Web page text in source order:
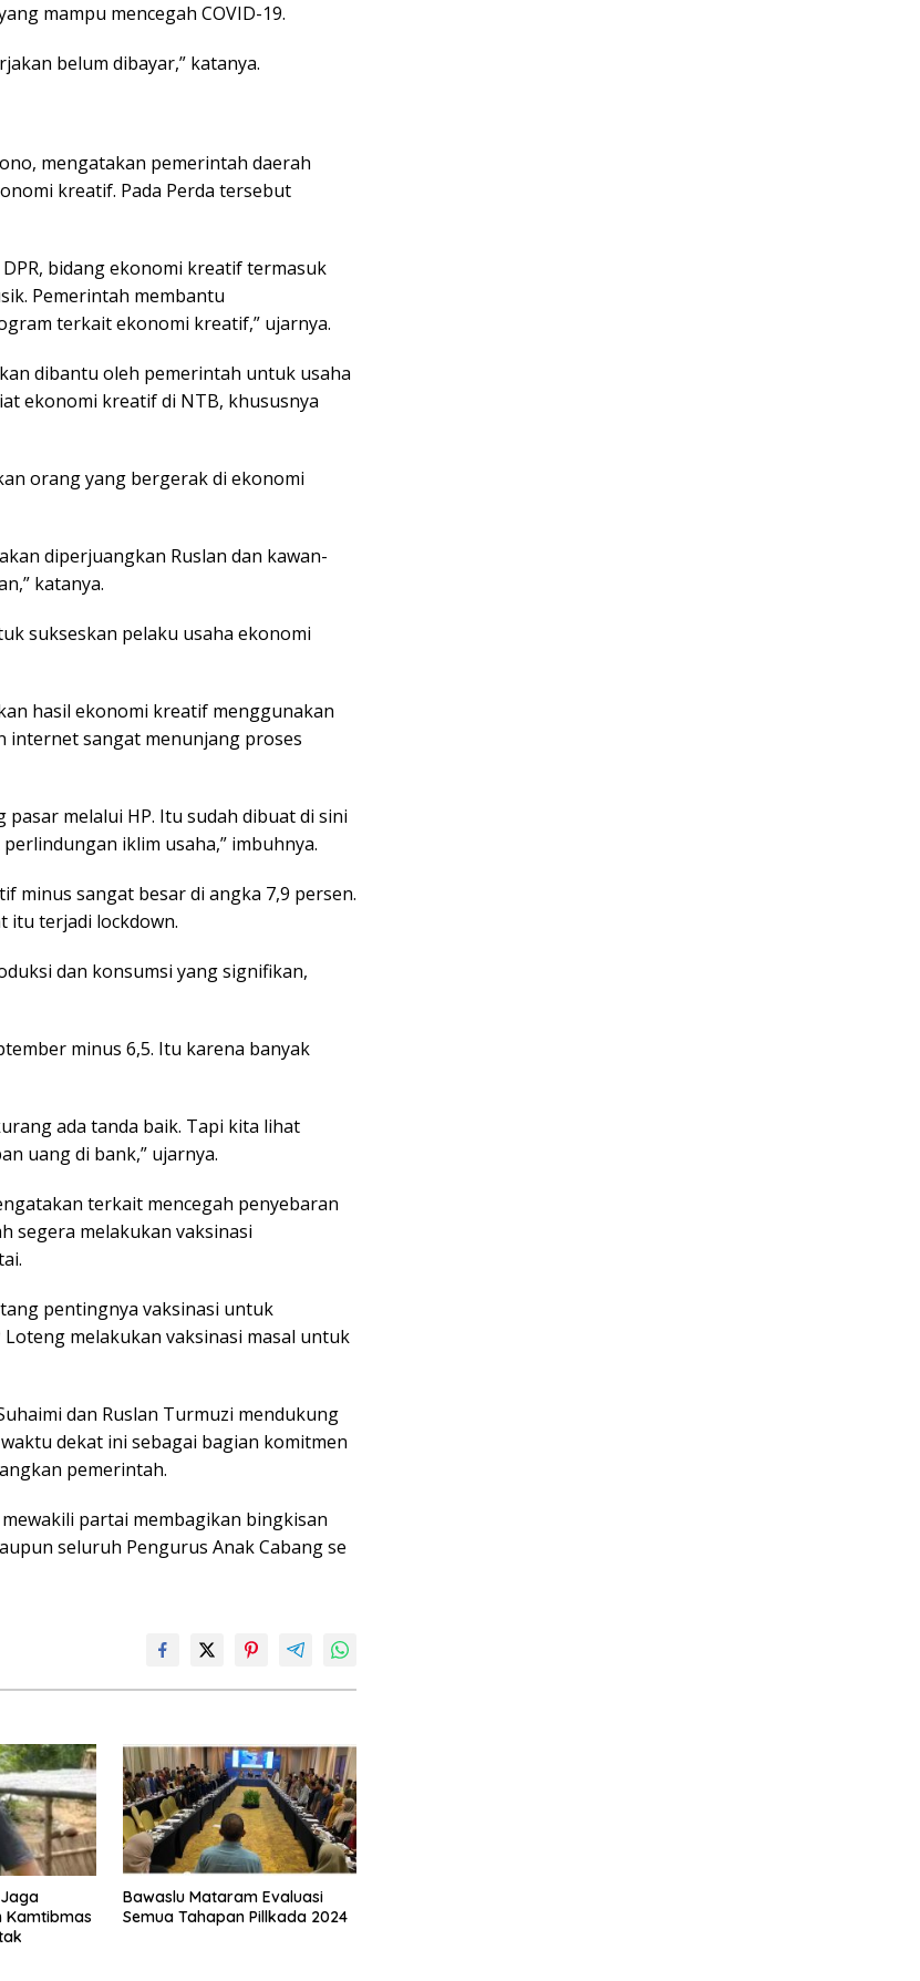
mampu mencegah COVID-19.
belum dibayar,” katanya.
mengatakan pemerintah daerah
kreatif. Pada Perda tersebut
bidang ekonomi kreatif termasuk
Pemerintah membantu
terkait ekonomi kreatif,” ujarnya.
dibantu oleh pemerintah untuk usaha
ekonomi kreatif di NTB, khususnya
orang yang bergerak di ekonomi
diperjuangkan Ruslan dan kawan-
katanya.
sukseskan pelaku usaha ekonomi
hasil ekonomi kreatif menggunakan
internet sangat menunjang proses
pasar melalui HP. Itu sudah dibuat di sini
iklim usaha,” imbuhnya.
minus sangat besar di angka 7,9 persen.
itu terjadi lockdown.
dan konsumsi yang signifikan,
minus 6,5. Itu karena banyak
ada tanda baik. Tapi kita lihat
uang di bank,” ujarnya.
terkait mencegah penyebaran
segera melakukan vaksinasi
pentingnya vaksinasi untuk
Loteng melakukan vaksinasi masal untuk
dan Ruslan Turmuzi mendukung
dekat ini sebagai bagian komitmen
pemerintah.
partai membagikan bingkisan
seluruh Pengurus Anak Cabang se
Kamtibmas
Bawaslu Mataram Evaluasi
Semua Tahapan Pillkada 2024